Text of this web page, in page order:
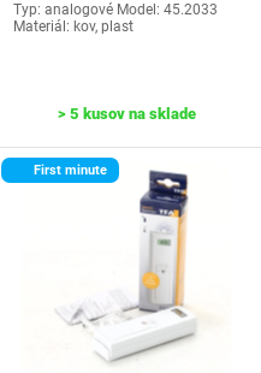
Typ: analogové Model: 45.2033
Materiál: kov, plast
> 5 kusov na sklade
First minute